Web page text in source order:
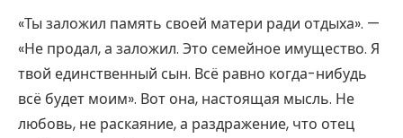
«Ты заложил память своей матери ради отдыха». —
«Не продал, а заложил. Это семейное имущество. Я
твой единственный сын. Всё равно когда-нибудь
всё будет моим». Вот она, настоящая мысль. Не
любовь, не раскаяние, а раздражение, что отец